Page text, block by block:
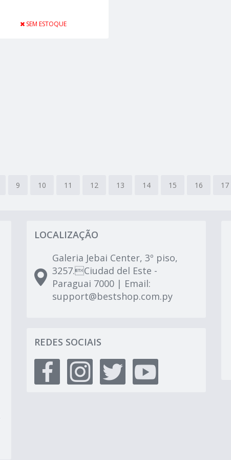
SEM ESTOQUE
9 10 11 12 13 14 15 16 17
LOCALIZAÇÃO
Galeria Jebai Center, 3º piso,
3257.Ciudad del Este -
Paraguai 7000 | Email:
support@bestshop.com.py
REDES SOCIAIS